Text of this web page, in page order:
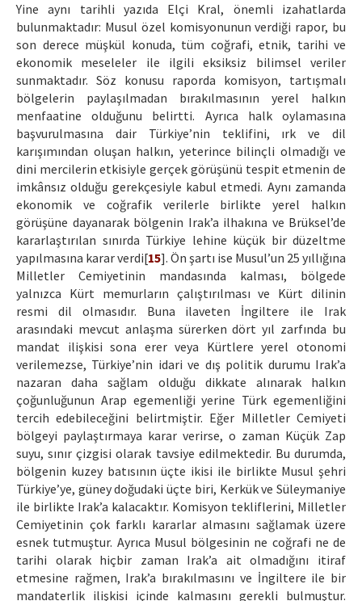
Yine aynı tarihli yazıda Elçi Kral, önemli izahatlarda
bulunmaktadır: Musul özel komisyonunun verdiği rapor, bu
son derece müşkül konuda, tüm coğrafi, etnik, tarihi ve
ekonomik meseleler ile ilgili eksiksiz bilimsel veriler
sunmaktadır. Söz konusu raporda komisyon, tartışmalı
bölgelerin paylaşılmadan bırakılmasının yerel halkın
menfaatine olduğunu belirtti. Ayrıca halk oylamasına
başvurulmasına dair Türkiye’nin teklifini, ırk ve dil
karışımından oluşan halkın, yeterince bilinçli olmadığı ve
dini mercilerin etkisiyle gerçek görüşünü tespit etmenin de
imkânsız olduğu gerekçesiyle kabul etmedi. Aynı zamanda
ekonomik ve coğrafik verilerle birlikte yerel halkın
görüşüne dayanarak bölgenin Irak’a ilhakına ve Brüksel’de
kararlaştırılan sınırda Türkiye lehine küçük bir düzeltme
yapılmasına karar verdi[15]. Ön şartı ise Musul’un 25 yıllığına
Milletler Cemiyetinin mandasında kalması, bölgede
yalnızca Kürt memurların çalıştırılması ve Kürt dilinin
resmi dil olmasıdır. Buna ilaveten İngiltere ile Irak
arasındaki mevcut anlaşma sürerken dört yıl zarfında bu
mandat ilişkisi sona erer veya Kürtlere yerel otonomi
verilemezse, Türkiye’nin idari ve dış politik durumu Irak’a
nazaran daha sağlam olduğu dikkate alınarak halkın
çoğunluğunun Arap egemenliği yerine Türk egemenliğini
tercih edebileceğini belirtmiştir. Eğer Milletler Cemiyeti
bölgeyi paylaştırmaya karar verirse, o zaman Küçük Zap
suyu, sınır çizgisi olarak tavsiye edilmektedir. Bu durumda,
bölgenin kuzey batısının üçte ikisi ile birlikte Musul şehri
Türkiye’ye, güney doğudaki üçte biri, Kerkük ve Süleymaniye
ile birlikte Irak’a kalacaktır. Komisyon tekliflerini, Milletler
Cemiyetinin çok farklı kararlar almasını sağlamak üzere
esnek tutmuştur. Ayrıca Musul bölgesinin ne coğrafi ne de
tarihi olarak hiçbir zaman Irak’a ait olmadığını itiraf
etmesine rağmen, Irak’a bırakılmasını ve İngiltere ile bir
mandaterlik ilişkisi içinde kalmasını gerekli bulmuştur.